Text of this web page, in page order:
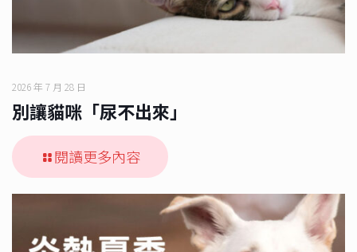
2026 年 7 月 28 日
別讓貓咪「尿不出來」
閱讀更多內容